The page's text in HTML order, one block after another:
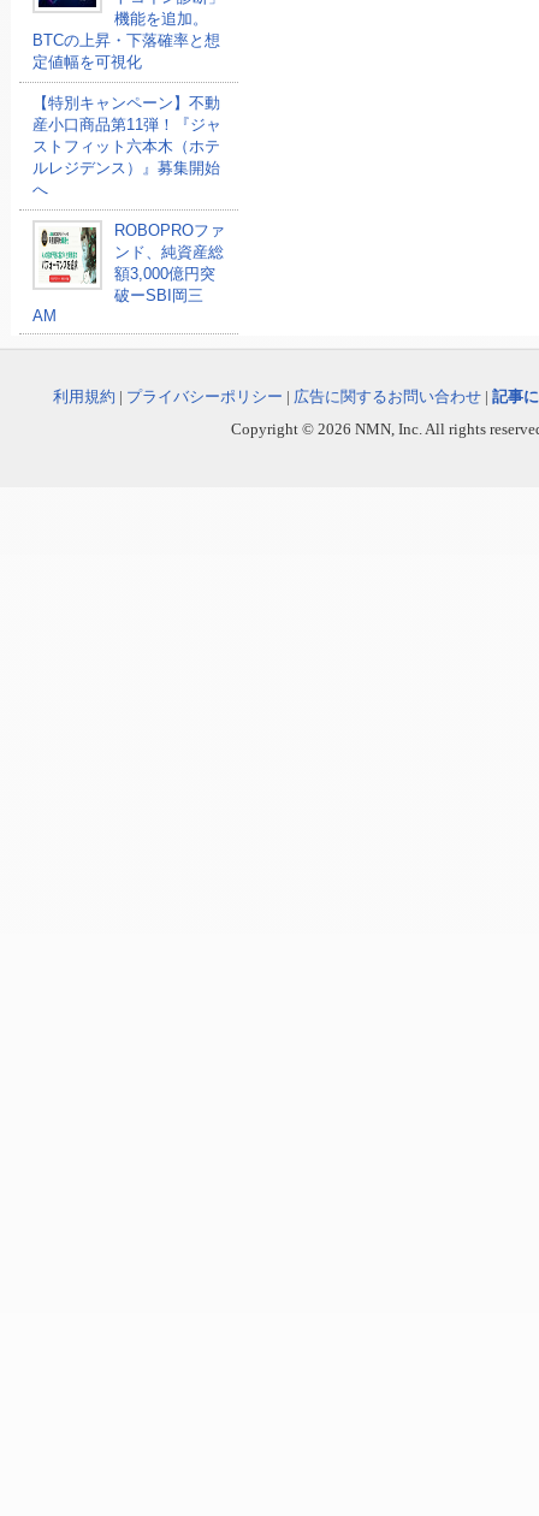
機能を追加。
BTCの上昇・下落確率と想
定値幅を可視化
【特別キャンペーン】不動
産小口商品第11弾！『ジャ
ストフィット六本木（ホテ
ルレジデンス）』募集開始
へ
ROBOPROファ
ンド、純資産総
額3,000億円突
破ーSBI岡三
AM
利用規約 | プライバシーポリシー | 広告に関するお問い合わせ | 記事
Copyright © 2026 NMN, Inc. All rights